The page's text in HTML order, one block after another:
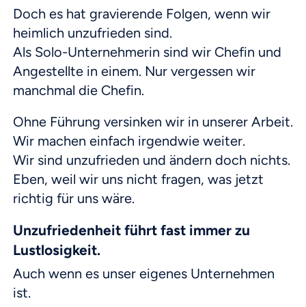
Doch es hat gravierende Folgen, wenn wir
heimlich unzufrieden sind.
Als Solo-Unternehmerin sind wir Chefin und
Angestellte in einem. Nur vergessen wir
manchmal die Chefin.
Ohne Führung versinken wir in unserer Arbeit.
Wir machen einfach irgendwie weiter.
Wir sind unzufrieden und ändern doch nichts.
Eben, weil wir uns nicht fragen, was jetzt
richtig für uns wäre.
Unzufriedenheit führt fast immer zu
Lustlosigkeit.
Auch wenn es unser eigenes Unternehmen
ist.